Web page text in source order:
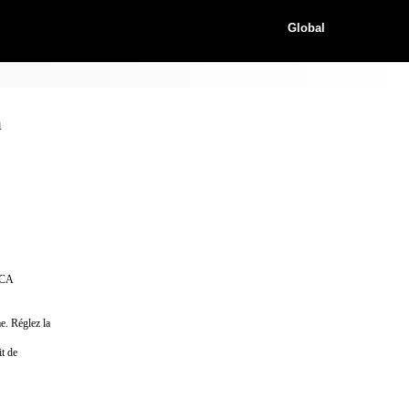
Global
Réglez la
de